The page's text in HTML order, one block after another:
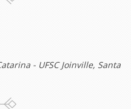
- UFSC Joinville, Santa